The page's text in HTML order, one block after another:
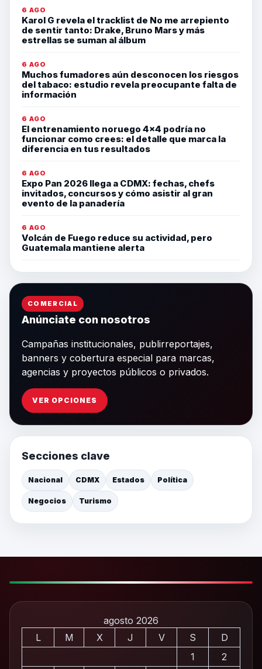
6 AGO
Karol G revela el tracklist de No me arrepiento
de sentir tanto: Drake, Bruno Mars y más
estrellas se suman al álbum
6 AGO
Muchos fumadores aún desconocen los riesgos
del tabaco: estudio revela preocupante falta de
información
6 AGO
El entrenamiento noruego 4×4 podría no
funcionar como crees: el detalle que marca la
diferencia en tus resultados
6 AGO
Expo Pan 2026 llega a CDMX: fechas, chefs
invitados, concursos y cómo asistir al gran
evento de la panadería
6 AGO
Volcán de Fuego reduce su actividad, pero
Guatemala mantiene alerta
COMERCIAL
Anúnciate con nosotros
Campañas institucionales, publirreportajes,
banners y cobertura especial para marcas,
agencias y proyectos públicos o privados.
VER OPCIONES
Secciones clave
Nacional CDMX Estados Política
Negocios Turismo
agosto 2026
L
M X J V S
D
1
2